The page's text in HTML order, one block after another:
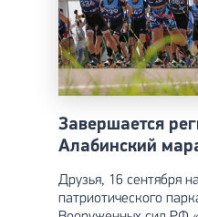
Завершается
Алабинский
Друзья, 16 сентября
патриотического